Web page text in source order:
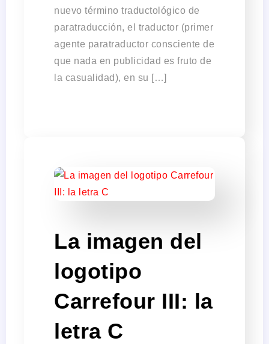
nuevo término traductológico de
paratraducción, el traductor (primer
agente paratraductor consciente de
que nada en publicidad es fruto de
la casualidad), en su […]
La imagen del
logotipo
Carrefour III: la
letra C